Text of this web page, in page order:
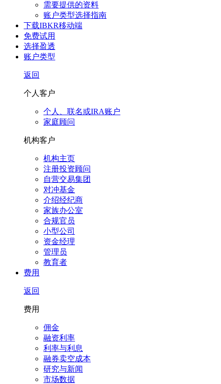
需要提供的资料
账户类型选择指南
下载IBKR移动端
免费试用
选择盈透
账户类型
返回
个人客户
个人、联名或IRA账户
家庭顾问
机构客户
机构主页
注册投资顾问
自营交易集团
对冲基金
介绍经纪商
家族办公室
合规官员
小型公司
资金经理
管理员
教育者
费用
返回
费用
佣金
融资利率
利率与利息
融券卖空成本
研究与新闻
市场数据